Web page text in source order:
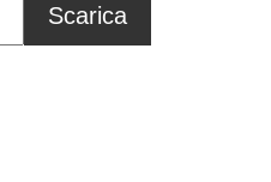
Scarica